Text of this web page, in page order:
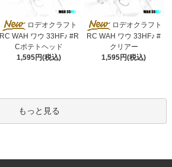
ロデオクラフト
RC WAH ワウ 33HF♪ #R
Cポテトヘッド
1,595円(税込)
ロデオクラフト
RC WAH ワウ 33HF♪ #
クリアー
1,595円(税込)
もっと見る